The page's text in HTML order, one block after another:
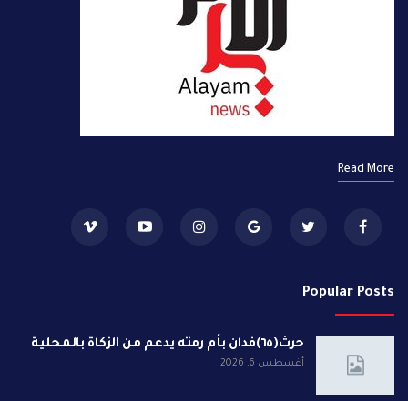
Read More
Popular Posts
حرث(٦٥)فدان بأم رمته يدعم من الزكاة بالمحلية
أغسطس 6, 2026